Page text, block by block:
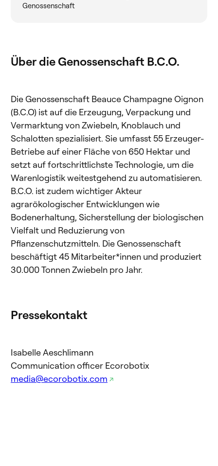
Genossenschaft
Über die Genossenschaft B.C.O.
Die Genossenschaft Beauce Champagne Oignon
(B.C.O) ist auf die Erzeugung, Verpackung und
Vermarktung von Zwiebeln, Knoblauch und
Schalotten spezialisiert. Sie umfasst 55 Erzeuger-
Betriebe auf einer Fläche von 650 Hektar und
setzt auf fortschrittlichste Technologie, um die
Warenlogistik weitestgehend zu automatisieren.
B.C.O. ist zudem wichtiger Akteur
agrarökologischer Entwicklungen wie
Bodenerhaltung, Sicherstellung der biologischen
Vielfalt und Reduzierung von
Pflanzenschutzmitteln. Die Genossenschaft
beschäftigt 45 Mitarbeiter*innen und produziert
30.000 Tonnen Zwiebeln pro Jahr.
Pressekontakt
Isabelle Aeschlimann
Communication officer Ecorobotix
media@ecorobotix.com